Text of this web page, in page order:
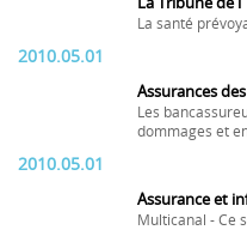
La santé
2010.05.01
Assurances
Les
dommages et
2010.05.01
Assurance et
Multicanal - Ce